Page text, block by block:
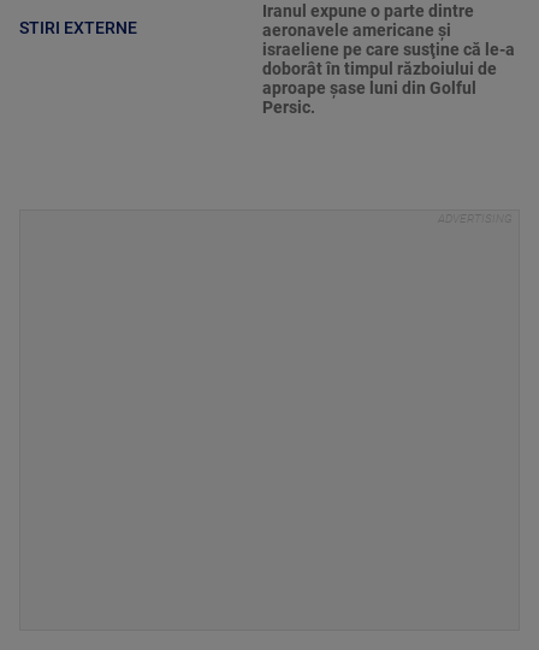
STIRI EXTERNE
Iranul expune o parte dintre
aeronavele americane şi
israeliene pe care susţine că le-a
doborât în timpul războiului de
aproape şase luni din Golful
Persic.